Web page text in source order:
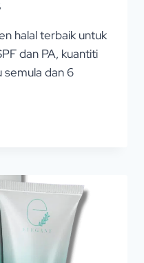
halal terbaik untuk
dan PA, kuantiti
semula dan 6